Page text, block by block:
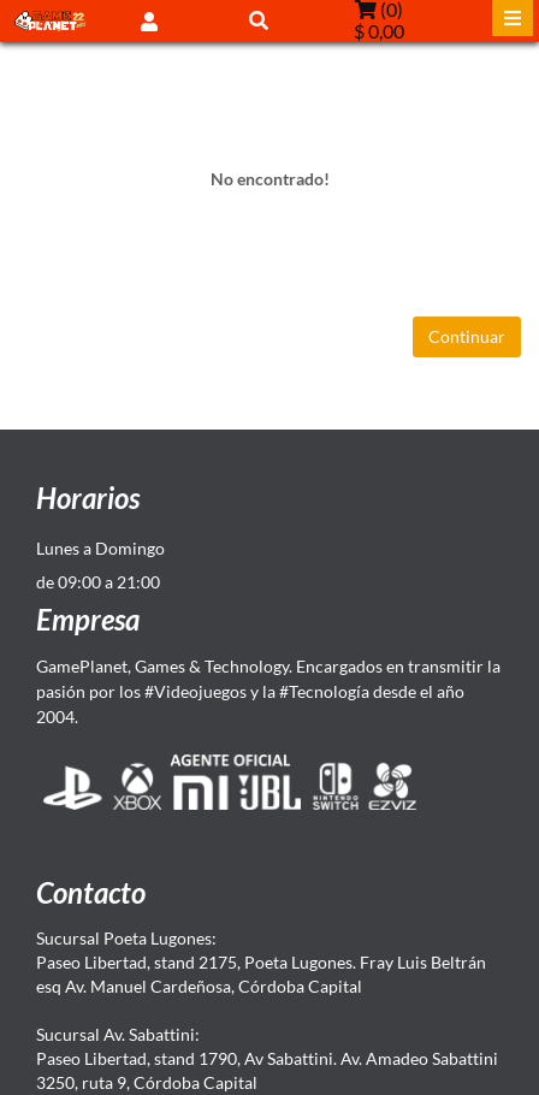
(0)
$ 0,00
No encontrado!
Continuar
Horarios
Lunes a Domingo
de 09:00 a 21:00
Empresa
GamePlanet, Games & Technology. Encargados en transmitir la
pasión por los #Videojuegos y la #Tecnología desde el año
2004.
Contacto
Sucursal Poeta Lugones:
Paseo Libertad, stand 2175, Poeta Lugones. Fray Luis Beltrán
esq Av. Manuel Cardeñosa, Córdoba Capital
Sucursal Av. Sabattini:
Paseo Libertad, stand 1790, Av Sabattini. Av. Amadeo Sabattini
3250, ruta 9, Córdoba Capital